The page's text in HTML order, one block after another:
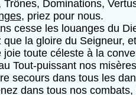
Dominations,
, priez pour nous.
cesse les louanges du
la gloire du Seigneur,
toute céleste à la
Tout-puissant nos
secours dans tous les
dans tous nos